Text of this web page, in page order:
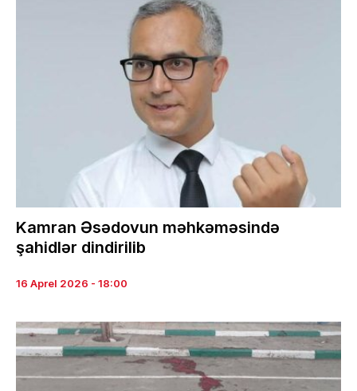
Kamran Əsədovun məhkəməsində
şahidlər dindirilib
16 Aprel 2026 - 18:00